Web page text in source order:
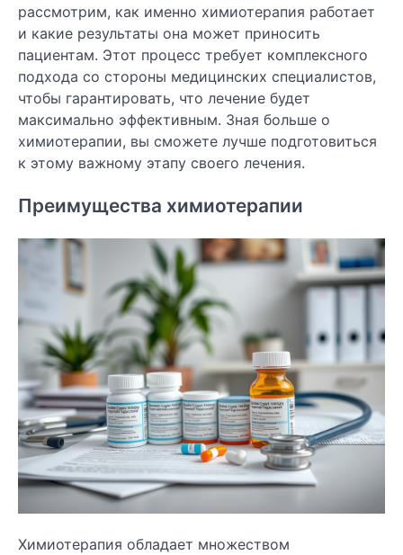
рассмотрим, как именно химиотерапия работает
и какие результаты она может приносить
пациентам. Этот процесс требует комплексного
подхода со стороны медицинских специалистов,
чтобы гарантировать, что лечение будет
максимально эффективным. Зная больше о
химиотерапии, вы сможете лучше подготовиться
к этому важному этапу своего лечения.
Преимущества химиотерапии
Химиотерапия обладает множеством